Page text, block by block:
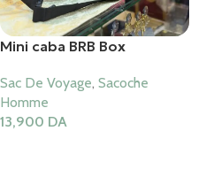
Mini caba BRB Box
Sac De Voyage, Sacoche
Homme
13,900 DA